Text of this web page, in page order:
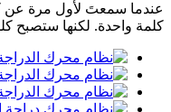
كلمة واحدة. لكنها ستصبح